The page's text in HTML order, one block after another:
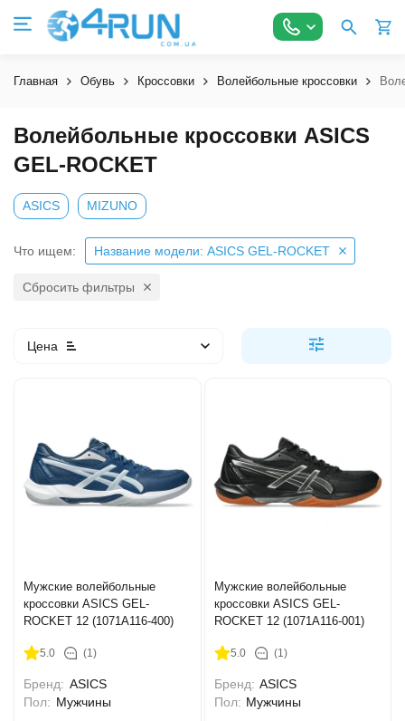
Главная Обувь Кроссовки Волейбольные кроссовки
Волейбольные кроссовки ASICS
GEL-ROCKET
ASICS MIZUNO
Что ищем: Название модели: ASICS GEL-ROCKET
Сбросить фильтры
Цена
Мужские волейбольные
кроссовки ASICS GEL-
ROCKET 12 (1071A116-400)
5.0 (1)
Бренд: ASICS
Пол: Мужчины
Мужские волейбольные
кроссовки ASICS GEL-
ROCKET 12 (1071A116-001)
5.0 (1)
Бренд: ASICS
Пол: Мужчины